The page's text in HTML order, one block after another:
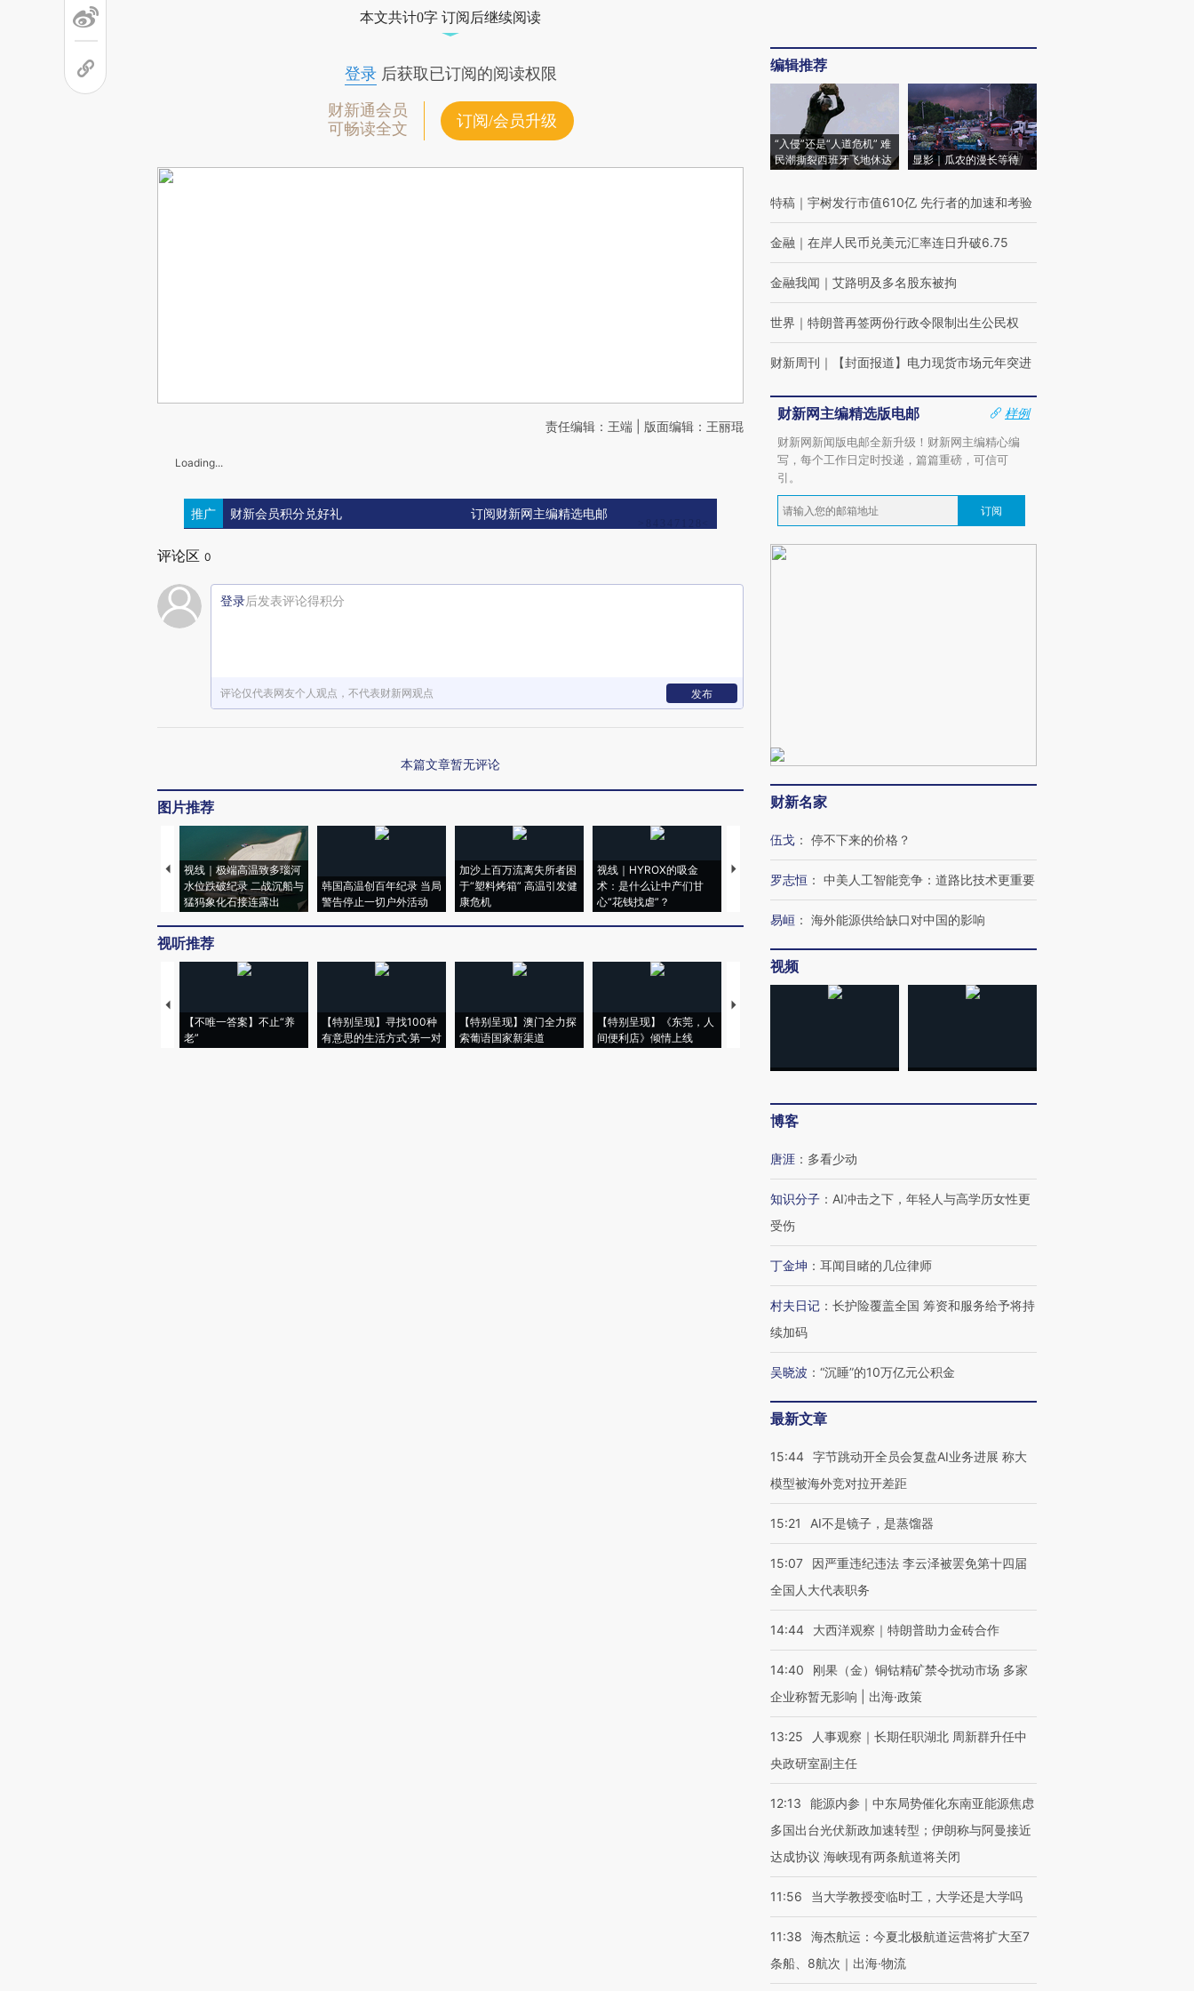
本文共计0字 订阅后继续阅读
登录后获取已订阅的阅读权限
财新通会员
可畅读全文
订阅/会员升级
责任编辑：王端 | 版面编辑：王丽琨
Loading...
推广 财新会员积分兑好礼 订阅财新网主编精选电邮
评论区 0
登录后发表评论得积分
评论仅代表网友个人观点，不代表财新网观点 发布
本篇文章暂无评论
图片推荐
视线｜极端高温致多瑙河
水位跌破纪录 二战沉船与
猛犸象化石接连露出
韩国高温创百年纪录 当局
警告停止一切户外活动
加沙上百万流离失所者困
于“塑料烤箱” 高温引发健
康危机
视线｜HYROX的吸金
术：是什么让中产们甘
心“花钱找虐”？
马航飞行员跨国走私7万
粒摇头丸 尿检体内含3种
度Z世代 用街头抗争将教
育部长拱下台
机”？难民潮撕裂西班牙
飞地休达
视听推荐
【不唯一答案】不止“养
老”
【特别呈现】寻找100种
有意思的生活方式·第一对
【特别呈现】澳门全力探
索葡语国家新渠道
【特别呈现】《东莞，人
间便利店》倾情上线
【推广】走进第四届链博
编辑推荐
“入侵”还是“人道危机” 难
民潮撕裂西班牙飞地休达
显影｜瓜农的漫长等待
特稿 ｜ 宇树发行市值610亿 先行者的加速和考验
金融 ｜ 在岸人民币兑美元汇率连日升破6.75
金融我闻 ｜ 艾路明及多名股东被拘
世界 ｜ 特朗普再签两份行政令限制出生公民权
财新周刊 ｜ 【封面报道】电力现货市场元年突进
财新网主编精选版电邮
样例
财新网新闻版电邮全新升级！财新网主编精心编
写，每个工作日定时投递，篇篇重磅，可信可
引。
订阅
财新名家
伍戈 ： 停不下来的价格？
罗志恒 ： 中美人工智能竞争：道路比技术更重要
易峘 ： 海外能源供给缺口对中国的影响
视频
博客
唐涯 ： 多看少动
知识分子 ： AI冲击之下，年轻人与高学历女性更
受伤
丁金坤 ： 耳闻目睹的几位律师
村夫日记 ： 长护险覆盖全国 筹资和服务给予将持
续加码
吴晓波 ： “沉睡”的10万亿元公积金
最新文章
15:44 字节跳动开全员会复盘AI业务进展 称大
模型被海外竞对拉开差距
15:21 AI不是镜子，是蒸馏器
15:07
因严重违纪违法 李云泽被罢免第十四届
全国人大代表职务
14:44 大西洋观察｜特朗普助力金砖合作
14:40
刚果（金）铜钴精矿禁令扰动市场 多家
企业称暂无影响 | 出海·政策
13:25
人事观察｜长期任职湖北 周新群升任中
央政研室副主任
12:13
能源内参｜中东局势催化东南亚能源焦虑
多国出台光伏新政加速转型；伊朗称与阿曼接近
达成协议 海峡现有两条航道将关闭
11:56 当大学教授变临时工，大学还是大学吗
11:38
海杰航运：今夏北极航道运营将扩大至7
条船、8航次｜出海·物流